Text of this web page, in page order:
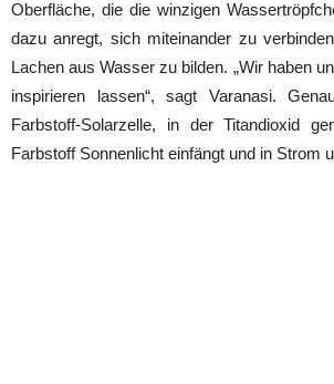
Oberfläche, die die winzigen
dazu anregt, sich miteinander zu
Lachen aus Wasser zu bilden. „Wir haben
inspirieren lassen“, sagt Varanasi.
Farbstoff-Solarzelle, in der Titandioxid
Farbstoff Sonnenlicht einfängt und in Strom